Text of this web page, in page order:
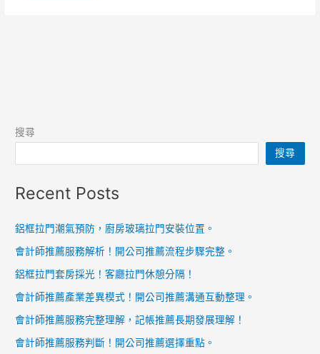
搜尋
搜尋
Recent Posts
鋁框拉門潮氣預防，廚房玻璃拉門安裝位置。
會計師推薦服務解析！開公司推薦流程步驟完整。
鋁框拉門套房採光！客廳拉門休憩分隔！
會計師推薦產業差異模式！開公司推薦溝通互動整理。
會計師推薦服務完整理解，記帳推薦長期發展理解！
會計師推薦服務判斷！開公司推薦選擇重點。